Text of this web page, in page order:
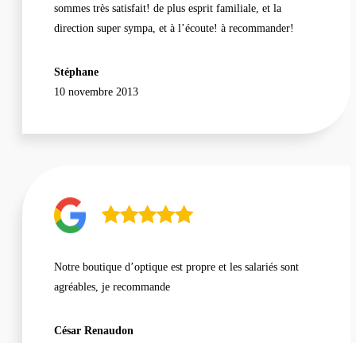
sommes très satisfait! de plus esprit familiale, et la
direction super sympa, et à l’écoute! à recommander!
Stéphane
10 novembre 2013
Notre boutique d’optique est propre et les salariés sont
agréables, je recommande
César Renaudon